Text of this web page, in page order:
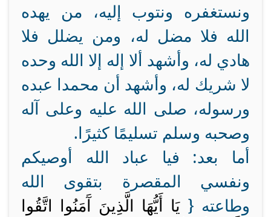
ونستغفره ونتوب إليه، من يهده
الله فلا مضل له، ومن يضلل فلا
هادي له، وأشهد ألا إله إلا الله وحده
لا شريك له، وأشهد أن محمدا عبده
ورسوله، صلى الله عليه وعلى آله
وصحبه وسلم تسليمًا كثيرًا.
أما بعد: فيا عباد الله أوصيكم
ونفسي المقصرة بتقوى الله
وطاعته { يَا أَيُّهَا الَّذِينَ آَمَنُوا اتَّقُوا